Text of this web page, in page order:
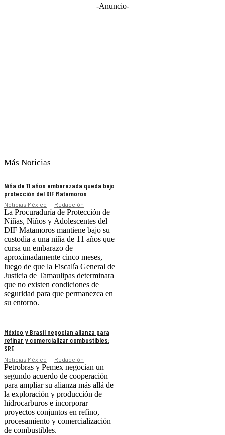
-Anuncio-
Más Noticias
Niña de 11 años embarazada queda bajo
protección del DIF Matamoros
Noticias México Redacción
La Procuraduría de Protección de
Niñas, Niños y Adolescentes del
DIF Matamoros mantiene bajo su
custodia a una niña de 11 años que
cursa un embarazo de
aproximadamente cinco meses,
luego de que la Fiscalía General de
Justicia de Tamaulipas determinara
que no existen condiciones de
seguridad para que permanezca en
su entorno.
México y Brasil negocian alianza para
refinar y comercializar combustibles:
SRE
Noticias México Redacción
Petrobras y Pemex negocian un
segundo acuerdo de cooperación
para ampliar su alianza más allá de
la exploración y producción de
hidrocarburos e incorporar
proyectos conjuntos en refino,
procesamiento y comercialización
de combustibles.